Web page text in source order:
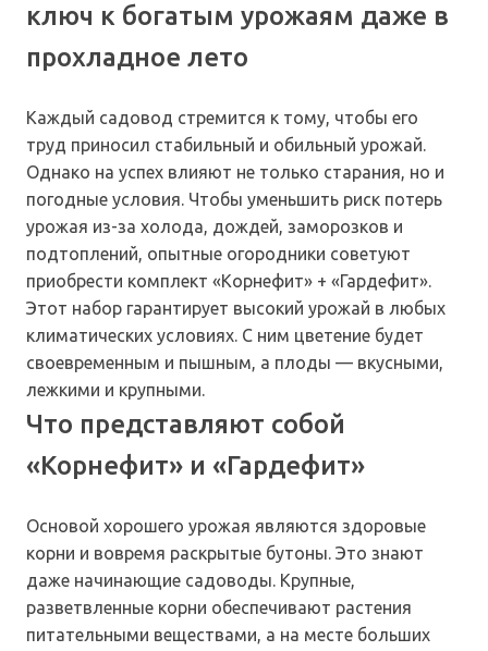
ключ к богатым урожаям даже в
прохладное лето
Каждый садовод стремится к тому, чтобы его
труд приносил стабильный и обильный урожай.
Однако на успех влияют не только старания, но и
погодные условия. Чтобы уменьшить риск потерь
урожая из-за холода, дождей, заморозков и
подтоплений, опытные огородники советуют
приобрести комплект «Корнефит» + «Гардефит».
Этот набор гарантирует высокий урожай в любых
климатических условиях. С ним цветение будет
своевременным и пышным, а плоды — вкусными,
лежкими и крупными.
Что представляют собой
«Корнефит» и «Гардефит»
Основой хорошего урожая являются здоровые
корни и вовремя раскрытые бутоны. Это знают
даже начинающие садоводы. Крупные,
разветвленные корни обеспечивают растения
питательными веществами, а на месте больших